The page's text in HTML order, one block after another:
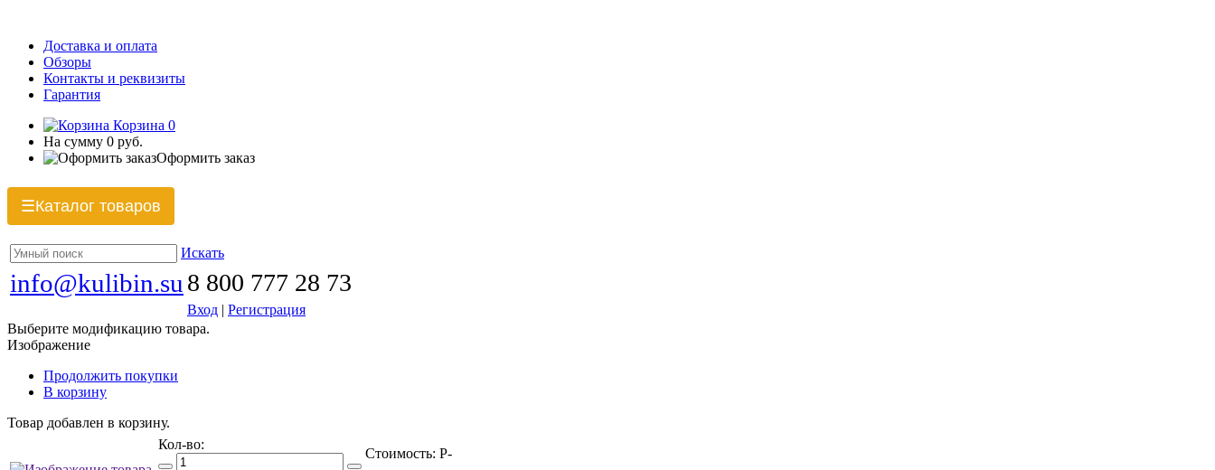
Доставка и оплата
Обзоры
Контакты и реквизиты
Гарантия
Корзина 0
На сумму 0 руб.
Оформить заказ
☰Каталог товаров
Искать
info@kulibin.su 8 800 777 28 73
Вход | Регистрация
Выберите модификацию товара.
Изображение
Продолжить покупки
В корзину
Товар добавлен в корзину.
Кол-во:
Стоимость: Р-